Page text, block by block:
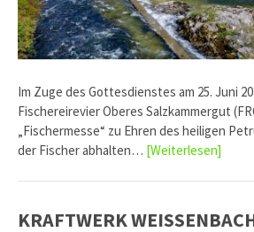
Im Zuge des Gottesdienstes am 25. Juni
Fischereirevier Oberes Salzkammergut
„Fischermesse“ zu Ehren des heiligen
der Fischer abhalten… [Weiterlesen]
KRAFTWERK